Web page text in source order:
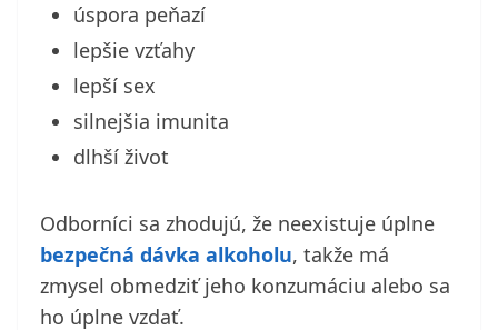
úspora peňazí
lepšie vzťahy
lepší sex
silnejšia imunita
dlhší život
Odborníci sa zhodujú, že neexistuje úplne
bezpečná dávka alkoholu, takže má
zmysel obmedziť jeho konzumáciu alebo sa
ho úplne vzdať.